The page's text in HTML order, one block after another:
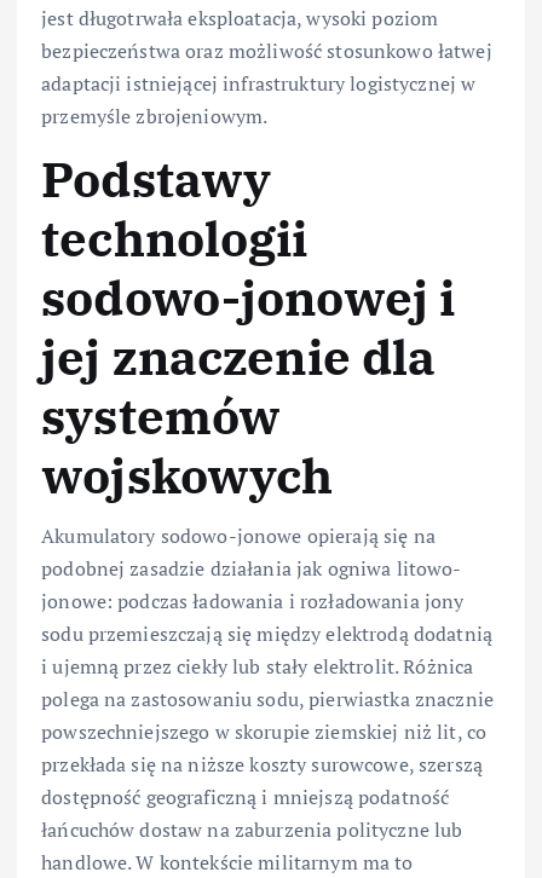
jest długotrwała eksploatacja, wysoki poziom
bezpieczeństwa oraz możliwość stosunkowo łatwej
adaptacji istniejącej infrastruktury logistycznej w
przemyśle zbrojeniowym.
Podstawy
technologii
sodowo-jonowej i
jej znaczenie dla
systemów
wojskowych
Akumulatory sodowo-jonowe opierają się na
podobnej zasadzie działania jak ogniwa litowo-
jonowe: podczas ładowania i rozładowania jony
sodu przemieszczają się między elektrodą dodatnią
i ujemną przez ciekły lub stały elektrolit. Różnica
polega na zastosowaniu sodu, pierwiastka znacznie
powszechniejszego w skorupie ziemskiej niż lit, co
przekłada się na niższe koszty surowcowe, szerszą
dostępność geograficzną i mniejszą podatność
łańcuchów dostaw na zaburzenia polityczne lub
handlowe. W kontekście militarnym ma to